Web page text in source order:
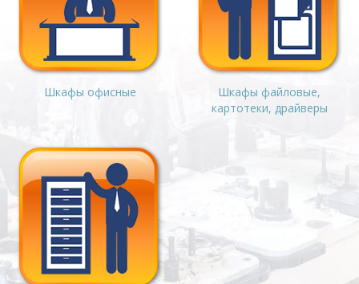
Шкафы офисные
Шкафы файловые,
картотеки, драйверы